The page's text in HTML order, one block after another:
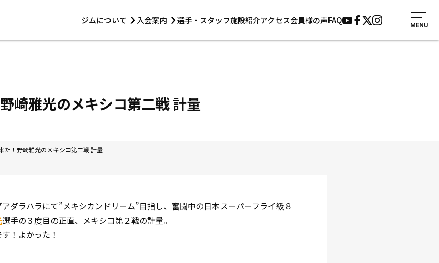
ジムについて 入会案内 選手・スタッフ施設紹介アクセス会員様の声FAQ MENU
選手・スタッフ
崎雅光のメキシコ第二戦 計量
た！野崎雅光のメキシコ第二戦 計量
ダラハラにて”メキシカンドリーム”目指し、奮闘中の日本スーパーフライ級８
選手の３度目の正直、メキシコ第２戦の計量。
！よかった！